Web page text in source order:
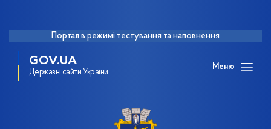
Портал в режимі тестування та наповнення
GOV.UA
Державні сайти України
Меню